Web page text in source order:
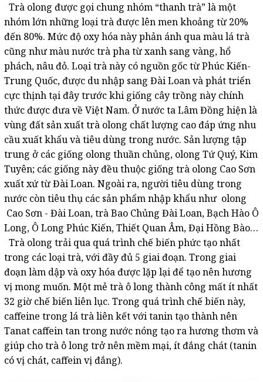
Trà olong được gọi chung nhóm “thanh trà” là một
nhóm lớn những loại trà được lên men khoảng từ 20%
đến 80%. Mức độ oxy hóa này phản ánh qua màu lá trà
cũng như màu nước trà pha từ xanh sang vàng, hổ
phách, nâu đỏ. Loại trà này có nguồn gốc từ Phúc Kiến-
Trung Quốc, được du nhập sang Đài Loan và phát triển
cực thịnh tại đây trước khi giống cây trồng này chính
thức được đưa về Việt Nam. Ở nước ta Lâm Đồng hiện là
vùng đất sản xuất trà olong chất lượng cao đáp ứng nhu
cầu xuất khẩu và tiêu dùng trong nước. Sản lượng tập
trung ở các giống olong thuần chủng, olong Tứ Quý, Kim
Tuyên; các giống này đều thuộc giống trà olong Cao Sơn
xuất xứ từ Đài Loan. Ngoài ra, người tiêu dùng trong
nước còn tiêu thụ các sản phẩm nhập khẩu như olong
Cao Sơn - Đài Loan, trà Bao Chủng Đài Loan, Bạch Hào Ô
Long, Ô Long Phúc Kiến, Thiết Quan Âm, Đại Hồng Bào…
Trà olong trải qua quá trình chế biến phức tạo nhất
trong các loại trà, với đầy đủ 5 giai đoạn. Trong giai
đoạn làm dập và oxy hóa được lặp lại để tạo nên hương
vị mong muốn. Một mẻ trà ô long thành công mất ít nhất
32 giờ chế biến liên lục. Trong quá trình chế biến này,
caffeine trong lá trà liên kết với tanin tạo thành nên
Tanat caffein tan trong nước nóng tạo ra hương thơm và
giúp cho trà ô long trở nên mềm mại, ít đắng chát (tanin
có vị chát, caffein vị đắng).